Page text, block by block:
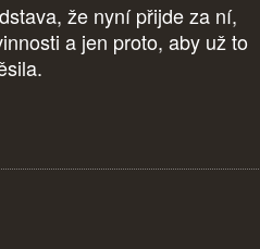
že nyní přijde za ní,
a jen proto, aby už to